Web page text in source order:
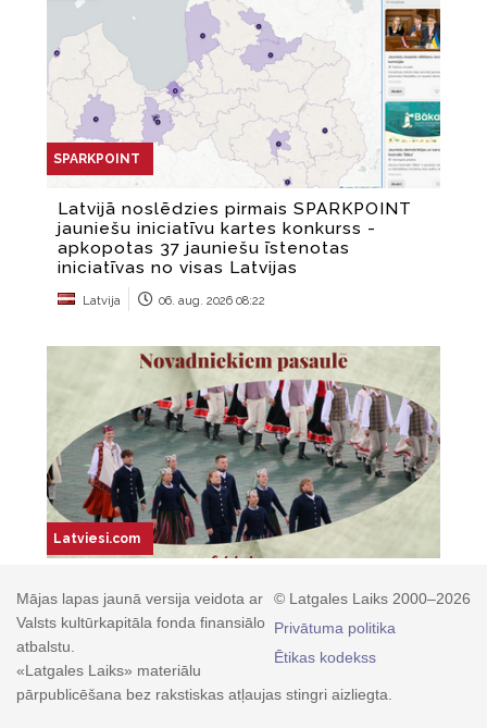
© Latgales Laiks 2000–2026
Privātuma politika
Ētikas kodekss
Mājas lapas jaunā versija veidota ar
Valsts kultūrkapitāla fonda finansiālo
atbalstu.
«Latgales Laiks» materiālu
pārpublicēšana bez rakstiskas atļaujas stingri aizliegta.